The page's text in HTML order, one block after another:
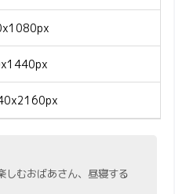
しむおばあさん、昼寝する